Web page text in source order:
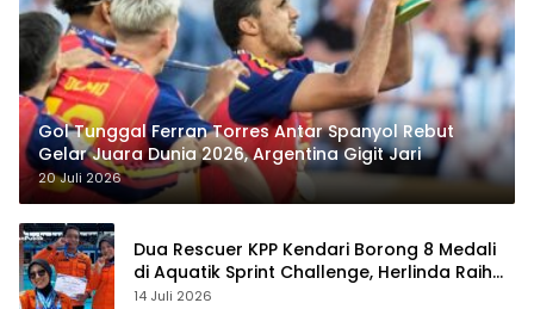
Gol Tunggal Ferran Torres Antar Spanyol Rebut
Gelar Juara Dunia 2026, Argentina Gigit Jari
20 Juli 2026
Dua Rescuer KPP Kendari Borong 8 Medali
di Aquatik Sprint Challenge, Herlinda Raih
Best Swimmer
14 Juli 2026